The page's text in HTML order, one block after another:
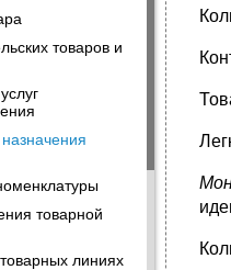
товаров и
товарной
линиях